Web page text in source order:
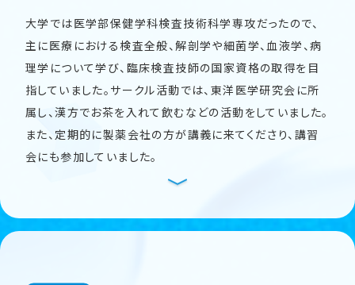
大学では医学部保健学科検査技術科学専攻だったので、
主に医療における検査全般、解剖学や細菌学、血液学、病
理学について学び、臨床検査技師の国家資格の取得を目
指していました。サークル活動では、東洋医学研究会に所
属し、漢方でお茶を入れて飲むなどの活動をしていました。
また、定期的に製薬会社の方が講義に来てくださり、講習
会にも参加していました。